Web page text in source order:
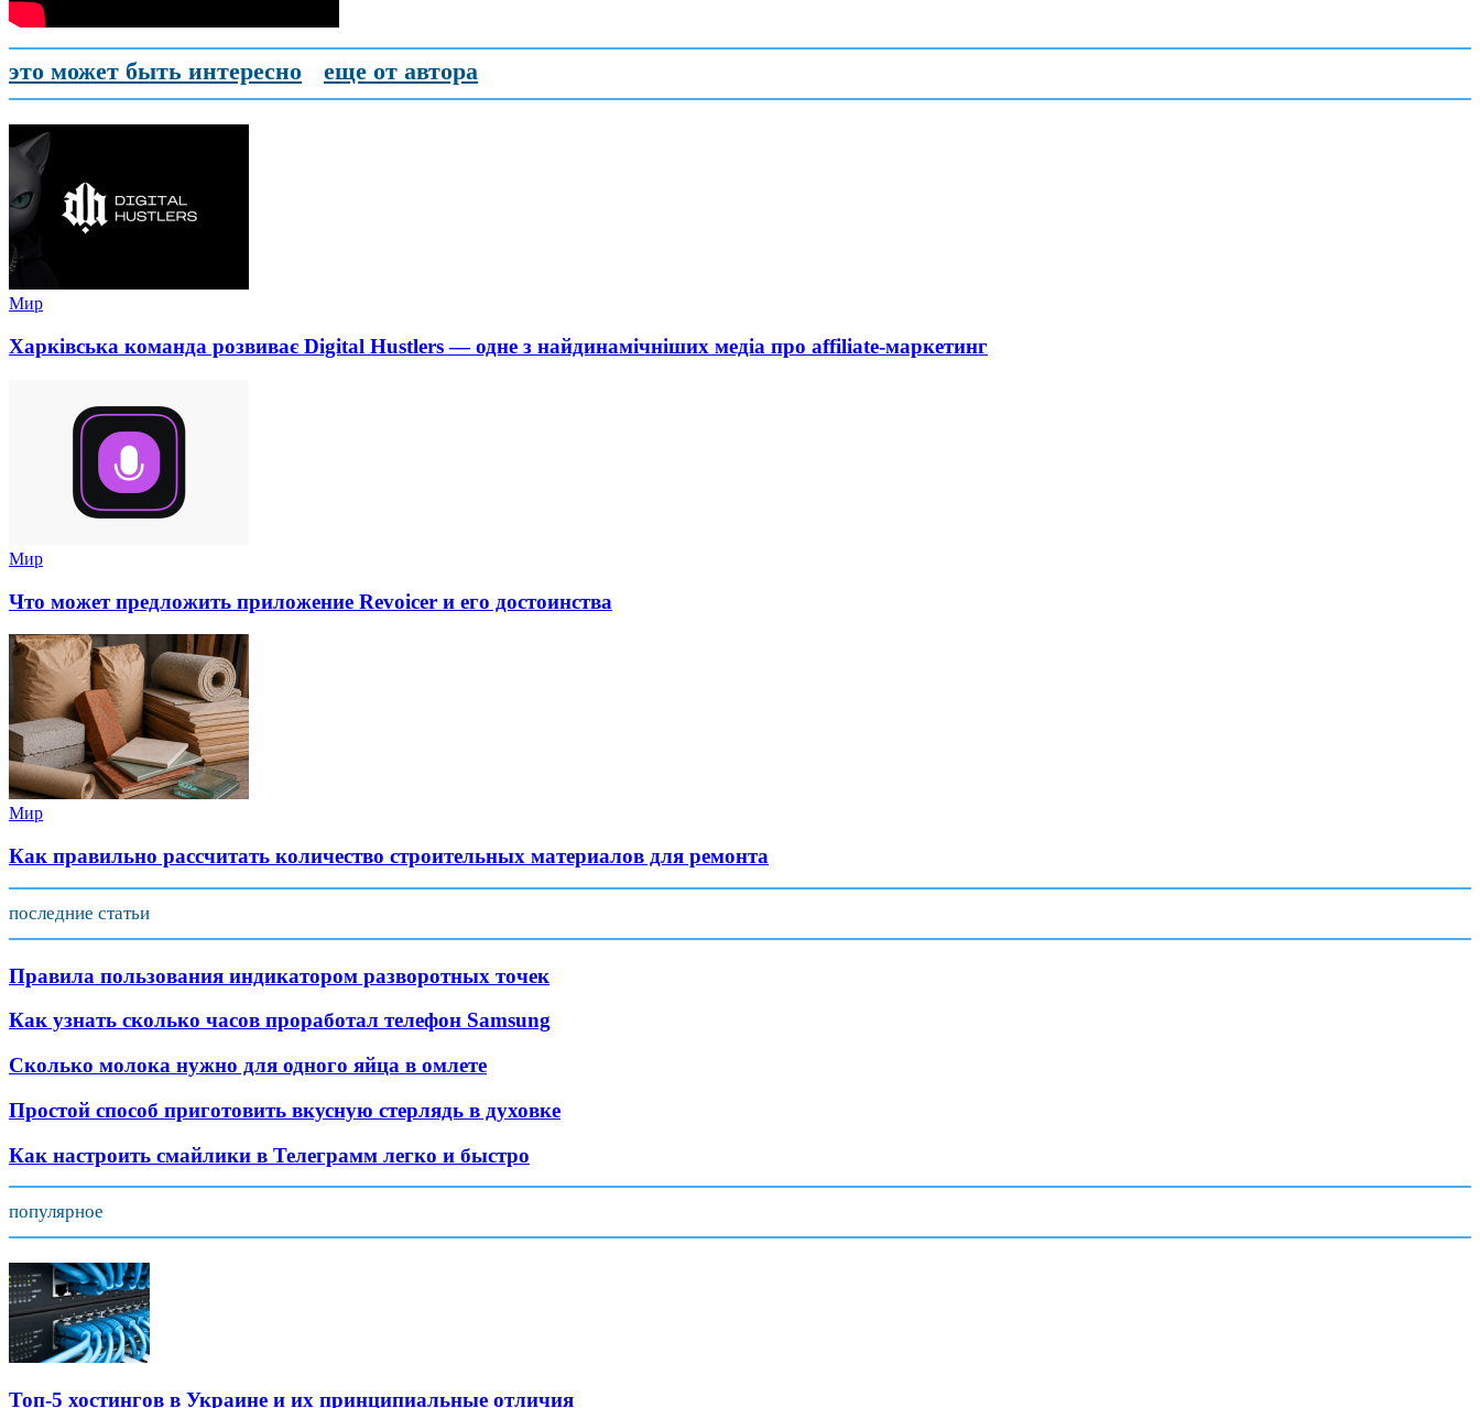
это может быть интересно еще от автора
Мир
Харківська команда розвиває Digital Hustlers — одне з найдинамічніших медіа про affiliate-маркетинг
Мир
Что может предложить приложение Revoicer и его достоинства
Мир
Как правильно рассчитать количество строительных материалов для ремонта
последние статьи
Правила пользования индикатором разворотных точек
Как узнать сколько часов проработал телефон Samsung
Сколько молока нужно для одного яйца в омлете
Простой способ приготовить вкусную стерлядь в духовке
Как настроить смайлики в Телеграмм легко и быстро
популярное
Топ-5 хостингов в Украине и их принципиальные отличия